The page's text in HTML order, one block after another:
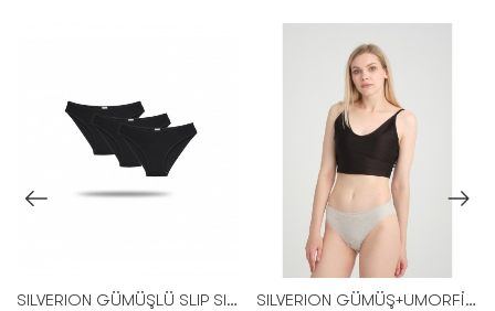
SILVERION GÜMÜŞLÜ SLIP SILLAGE -SİYAH SET
SILVERION GÜMÜŞ+UMORFİL KAR. KADIN SLİP